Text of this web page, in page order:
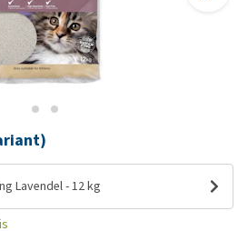
Lavendel - 12 kg